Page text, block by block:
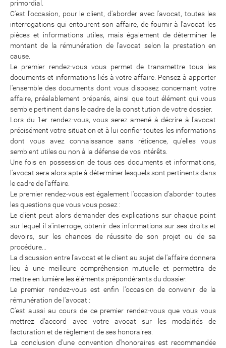
primordial.
C'est l'occasion, pour le client, d'aborder avec l'avocat, toutes les
interrogations qui entourent son affaire, de fournir à l'avocat les
pièces et informations utiles, mais également de déterminer le
montant de la rémunération de l'avocat selon la prestation en
cause.
Le premier rendez-vous vous permet de transmettre tous les
documents et informations liés à votre affaire. Pensez à apporter
l'ensemble des documents dont vous disposez concernant votre
affaire, préalablement préparés, ainsi que tout élément qui vous
semble pertinent dans le cadre de la constitution de votre dossier.
Lors du 1er rendez-vous, vous serez amené à décrire à l'avocat
précisément votre situation et à lui confier toutes les informations
dont vous avez connaissance sans réticence, qu'elles vous
semblent utiles ou non à la défense de vos intérêts.
Une fois en possession de tous ces documents et informations,
l'avocat sera alors apte à déterminer lesquels sont pertinents dans
le cadre de l'affaire.
Le premier rendez-vous est également l'occasion d'aborder toutes
les questions que vous vous posez :
Le client peut alors demander des explications sur chaque point
sur lequel il s'interroge, obtenir des informations sur ses droits et
devoirs, sur les chances de réussite de son projet ou de sa
procédure...
La discussion entre l'avocat et le client au sujet de l'affaire donnera
lieu à une meilleure compréhension mutuelle et permettra de
mettre en lumière les éléments prépondérants du dossier.
Le premier rendez-vous est enfin l'occasion de convenir de la
rémunération de l'avocat :
C'est aussi au cours de ce premier rendez-vous que vous vous
mettrez d'accord avec votre avocat sur les modalités de
facturation et de règlement de ses honoraires.
La conclusion d'une convention d'honoraires est recommandée